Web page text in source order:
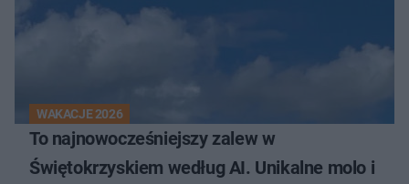
WAKACJE 2026
To najnowocześniejszy zalew w
Świętokrzyskiem według AI. Unikalne molo i